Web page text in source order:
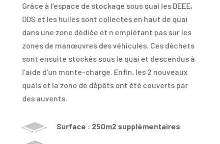
Grâce à l’espace de stockage sous quai les DEEE,
DDS et les huiles sont collectés en haut de quai
dans une zone dédiée et n empiétant pas sur les
zones de manœuvres des véhicules. Ces déchets
sont ensuite stockés sous le quai et descendus à
l’aide d’un monte-charge. Enfin, les 2 nouveaux
quais et la zone de dépôts ont été couverts par
des auvents.
Surface : 250m2 supplémentaires